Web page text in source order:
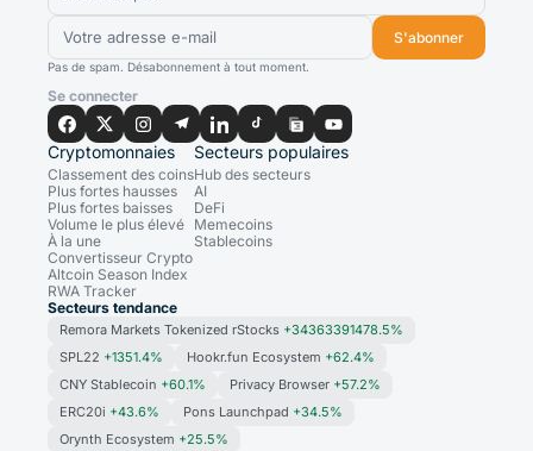
S'abonner
Pas de spam. Désabonnement à tout moment.
Se connecter
Cryptomonnaies
Classement des coins
Plus fortes hausses
Plus fortes baisses
Volume le plus élevé
À la une
Convertisseur Crypto
Altcoin Season Index
RWA Tracker
Secteurs populaires
Hub des secteurs
AI
DeFi
Memecoins
Stablecoins
Secteurs tendance
Remora Markets Tokenized rStocks +34363391478.5%
SPL22 +1351.4% Hookr.fun Ecosystem +62.4%
CNY Stablecoin +60.1% Privacy Browser +57.2%
ERC20i +43.6% Pons Launchpad +34.5%
Orynth Ecosystem +25.5%